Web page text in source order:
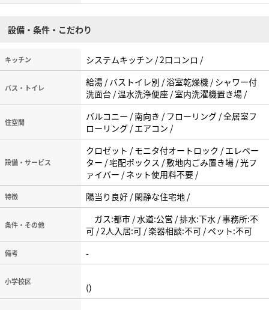
設備・条件・こだわり
キッチン システムキッチン / 2口コンロ /
バス・トイレ
給湯 / バストイレ別 / 浴室乾燥機 / シャワー付
洗面台 / 温水洗浄便座 / 室内洗濯機置き場 /
住空間
バルコニー / 南向き / フローリング / 全居室フ
ローリング / エアコン /
設備・サービス
クロゼット / モニタ付オートロック / エレベー
ター / 宅配ボックス / 敷地内ごみ置き場 / 光フ
ァイバー / ネット使用料不要 /
特徴 陽当り良好 / 閑静な住宅地 /
条件・その他
ガス:都市 / 水道:公営 / 排水:下水 / 事務所:不
可 / 2人入居:可 / 楽器相談:不可 / ペット:不可
備考 -
小学校区 ()